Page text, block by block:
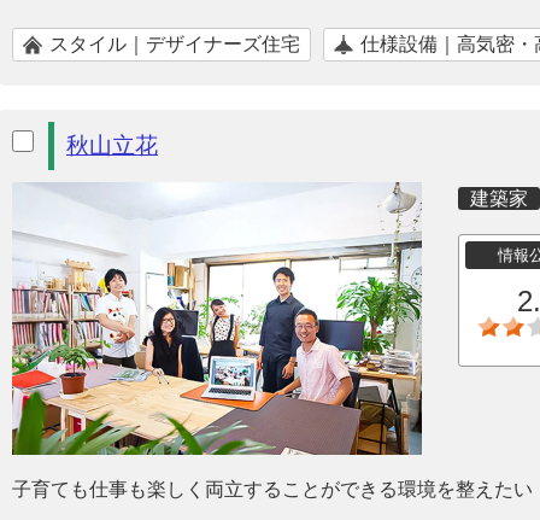
スタイル｜デザイナーズ住宅 仕様設備｜高気密・
秋山立花
建築家
情報
子育ても仕事も楽しく両立することができる環境を整えたい